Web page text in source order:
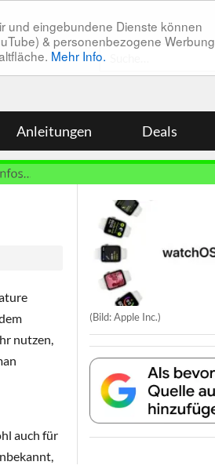
und eingebundene Dienste können
& personenbezogene Werbung
Mehr Info.
Anleitungen Deals
nutzen,
auch für
(Bild: Apple Inc.)